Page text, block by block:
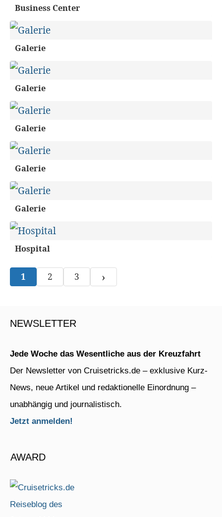
Business Center
Galerie
Galerie
Galerie
Galerie
Galerie
Hospital
1 2 3 ›
NEWSLETTER
Jede Woche das Wesentliche aus der Kreuzfahrt
Der Newsletter von Cruisetricks.de – exklusive Kurz-
News, neue Artikel und redaktionelle Einordnung –
unabhängig und journalistisch.
Jetzt anmelden!
AWARD